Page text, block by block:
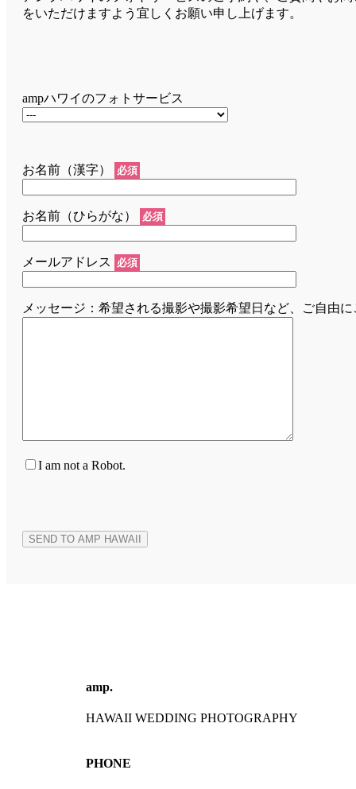
をいただけますよう宜しくお願い申し上げます。
ampハワイのフォトサービス
お名前（漢字） 必須
お名前（ひらがな） 必須
メールアドレス 必須
メッセージ：希望される撮影や撮影希望日など、ご自由に
I am not a Robot.
amp.
HAWAII WEDDING PHOTOGRAPHY
PHONE